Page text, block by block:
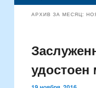
содержимому
содержимому
АРХИВ ЗА МЕСЯЦ:
удостоен